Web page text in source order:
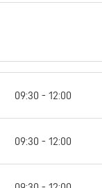
09:30 - 12:00
09:30 - 12:00